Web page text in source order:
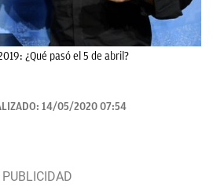
¿Qué pasó el 5 de abril?
14/05/2020 07:54